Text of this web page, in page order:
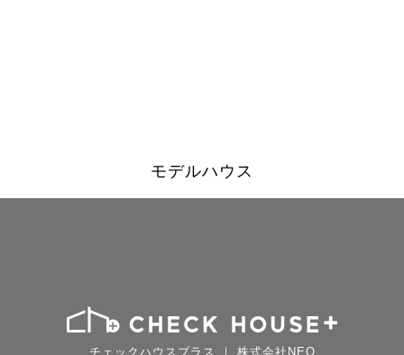
モデルハウス
チェックハウスプラス ｜ 株式会社NEO